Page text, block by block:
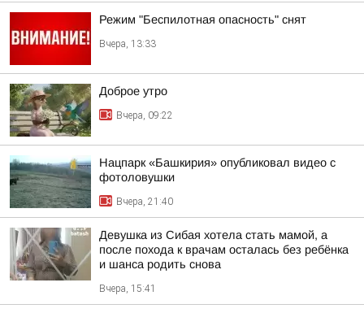
Режим "Беспилотная опасность" снят
Вчера, 13:33
Доброе утро
Вчера, 09:22
Нацпарк «Башкирия» опубликовал видео с
фотоловушки
Вчера, 21:40
Девушка из Сибая хотела стать мамой, а
после похода к врачам осталась без ребёнка
и шанса родить снова
Вчера, 15:41